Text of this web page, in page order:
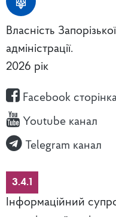
Власність
адміністрації.
2026 рік
Facebook
Youtube канал
Telegram канал
3.4.1
Інформаційний